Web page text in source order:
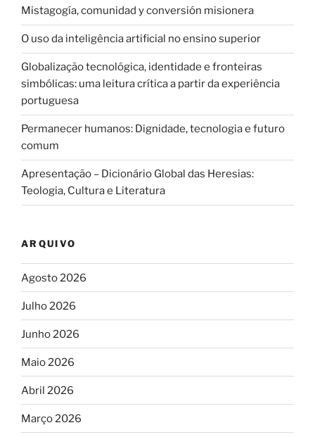
Mistagogía, comunidad y conversión misionera
O uso da inteligência artificial no ensino superior
Globalização tecnológica, identidade e fronteiras
simbólicas: uma leitura crítica a partir da experiência
portuguesa
Permanecer humanos: Dignidade, tecnologia e futuro
comum
Apresentação – Dicionário Global das Heresias:
Teologia, Cultura e Literatura
ARQUIVO
Agosto 2026
Julho 2026
Junho 2026
Maio 2026
Abril 2026
Março 2026